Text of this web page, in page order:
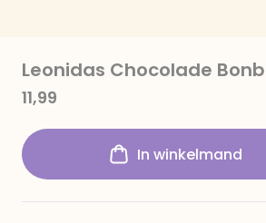
Leonidas Chocolade
11,99
In winkelmand